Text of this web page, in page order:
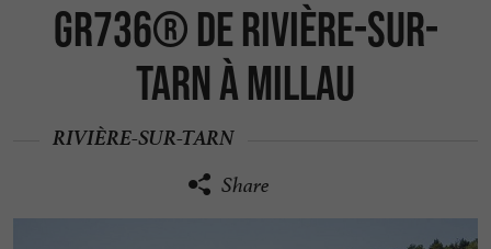
GR736® de Rivière-sur-
Tarn à Millau
RIVIÈRE-SUR-TARN
Share